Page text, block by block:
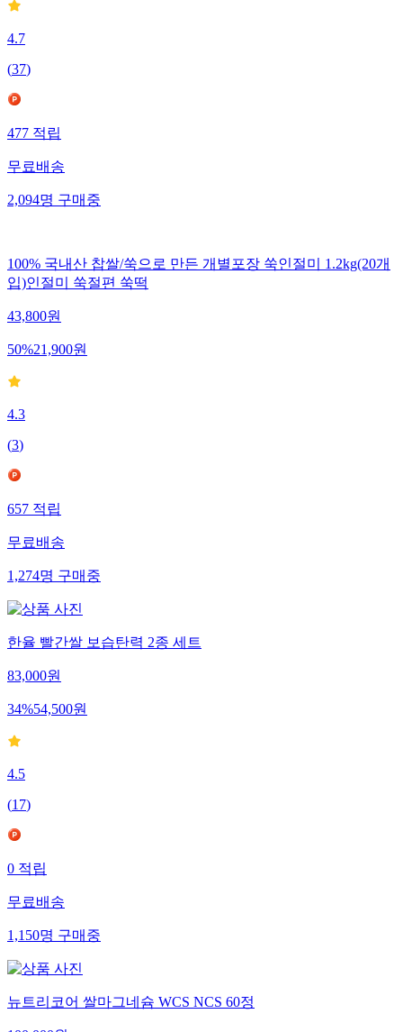
4.7
(37)
477적립
무료배송
2,094명구매중
100% 국내산 찹쌀/쑥으로 만든 개별포장 쑥인절미 1.2kg(20개
입)인절미 쑥절편 쑥떡
43,800원
50%21,900원
4.3
(3)
657적립
무료배송
1,274명구매중
한율 빨간쌀 보습탄력 2종 세트
83,000원
34%54,500원
4.5
(17)
0적립
무료배송
1,150명구매중
뉴트리코어 쌀마그네슘 WCS NCS 60정